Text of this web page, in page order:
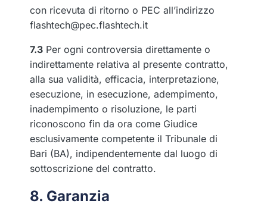
con ricevuta di ritorno o PEC all’indirizzo
flashtech@pec.flashtech.it
7.3 Per ogni controversia direttamente o
indirettamente relativa al presente contratto,
alla sua validità, efficacia, interpretazione,
esecuzione, in esecuzione, adempimento,
inadempimento o risoluzione, le parti
riconoscono fin da ora come Giudice
esclusivamente competente il Tribunale di
Bari (BA), indipendentemente dal luogo di
sottoscrizione del contratto.
8. Garanzia